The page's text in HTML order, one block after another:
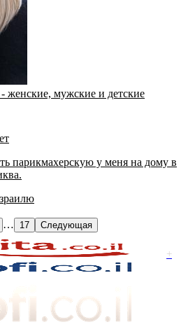
женские, мужские и детские
парикмахерскую у меня на дому в
… 17 Следующая
+